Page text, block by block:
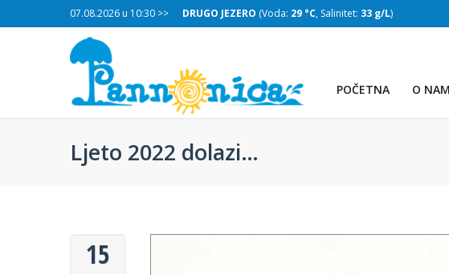
07.08.2026 u 10:30 >>
32 g/L) DRUGO JEZERO (Voda: 29 °C, Salinitet: 33 g/L)
POČETNA O
Ljeto 2022 dolazi…
15